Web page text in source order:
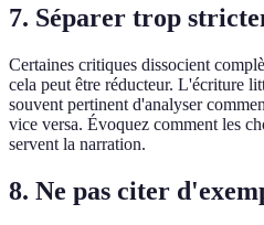
7. Séparer trop
Certaines critiques dissocient
cela peut être réducteur. L'écriture
souvent pertinent d'analyser
vice versa. Évoquez comment les
servent la narration.
8. Ne pas citer